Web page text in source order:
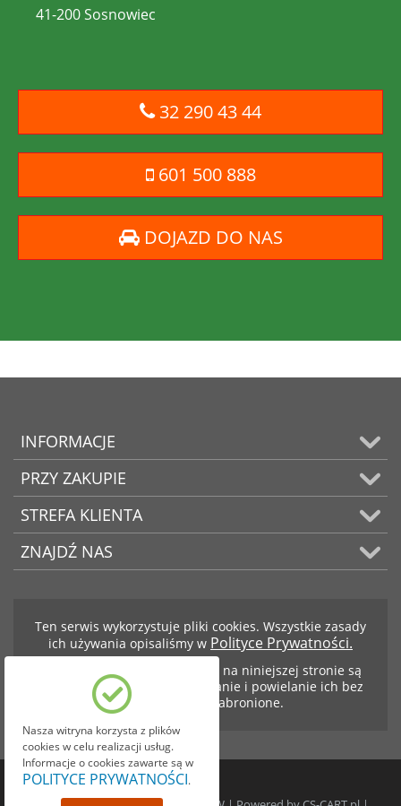
41-200 Sosnowiec
32 290 43 44
601 500 888
DOJAZD DO NAS
INFORMACJE
PRZY ZAKUPIE
STREFA KLIENTA
ZNAJDŹ NAS
Ten serwis wykorzystuje pliki cookies. Wszystkie zasady
ich używania opisaliśmy w Polityce Prywatności.
Teksty i zdjęcia znajdujące się na niniejszej stronie są
własnością firmy BCS. Kopiowanie i powielanie ich bez
zezwolenia jest zabronione.
Nasza witryna korzysta z plików
cookies w celu realizacji usług.
Informacje o cookies zawarte są w
POLITYCE PRYWATNOŚCI.